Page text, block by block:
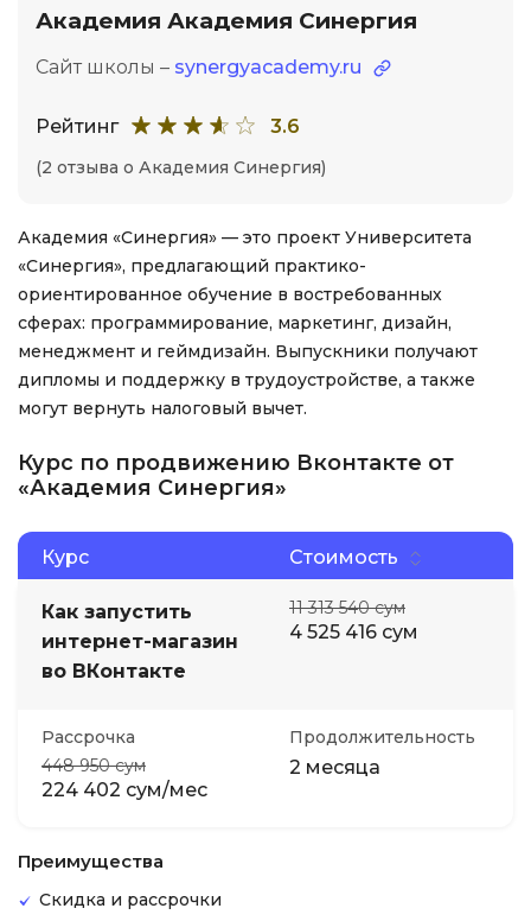
Академия Академия Синергия
Сайт школы – synergyacademy.ru
Рейтинг 3.6
(2 отзыва о Академия Синергия)
Академия «Синергия» — это проект Университета
«Синергия», предлагающий практико-
ориентированное обучение в востребованных
сферах: программирование, маркетинг, дизайн,
менеджмент и геймдизайн. Выпускники получают
дипломы и поддержку в трудоустройстве, а также
могут вернуть налоговый вычет.
Курс по продвижению Вконтакте от
«Академия Синергия»
Курс Стоимость
Как запустить
интернет-магазин
во ВКонтакте
11 313 540 сум
4 525 416 сум
Рассрочка
448 950 сум
224 402 сум/мес
Продолжительность
2 месяца
Преимущества
Скидка и рассрочки